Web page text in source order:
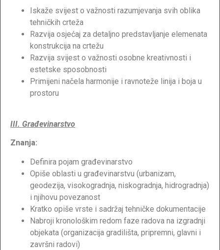
Iskaže svijest o važnosti razumjevanja svih oblika
tehničkih crteža
Razvija osjećaj za detaljno predstavljanje elemenata
konstrukcija na crtežu
Razvija svijest o važnosti osobne kreativnosti i
estetske sposobnosti
Primijeni načela harmonije i ravnoteže linija i boja u
prostoru
III. Građevinarstvo
Znanja:
Definira pojam građevinarstvo
Opiše oblasti u građevinarstvu (urbanizam,
geodezija, visokogradnja, niskogradnja, hidrogradnja)
i njihovu povezanost
Kratko opiše vrste i sadržaj tehničke dokumentacije
Nabroji kronološkim redom faze radova na izgradnji
objekata (organizacija gradilišta, pripremni, glavni i
završni radovi)